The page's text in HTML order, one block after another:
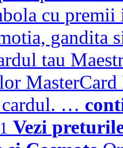
cu premii
gandita
tau
cardul. …
Vezi